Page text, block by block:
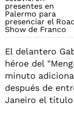
El delantero
héroe del
minuto
después de
Janeiro el título